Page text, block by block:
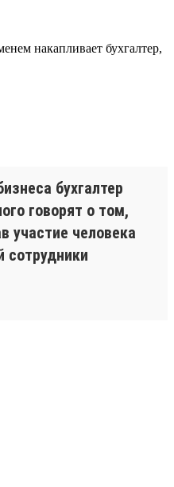
накапливает бухгалтер,
бухгалтер
говорят о том,
участие человека
сотрудники